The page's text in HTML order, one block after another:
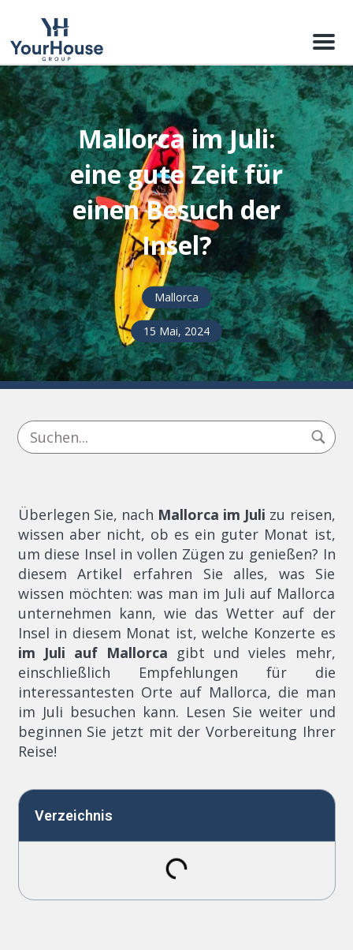
Menu
Mallorca im Juli:
eine gute Zeit für
einen Besuch der
Insel?
Mallorca
15 Mai, 2024
Überlegen Sie, nach Mallorca im Juli zu reisen,
wissen aber nicht, ob es ein guter Monat ist,
um diese Insel in vollen Zügen zu genießen? In
diesem Artikel erfahren Sie alles, was Sie
wissen möchten: was man im Juli auf Mallorca
unternehmen kann, wie das Wetter auf der
Insel in diesem Monat ist, welche Konzerte es
im Juli auf Mallorca gibt und vieles mehr,
einschließlich Empfehlungen für die
interessantesten Orte auf Mallorca, die man
im Juli besuchen kann. Lesen Sie weiter und
beginnen Sie jetzt mit der Vorbereitung Ihrer
Reise!
Verzeichnis